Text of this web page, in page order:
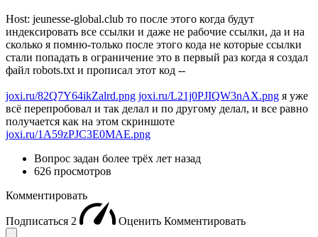
Host: jeunesse-global.club то после этого когда будут
индексировать все ссылки и даже не рабочие ссылки, да и на
сколько я помню-только после этого кода не которые ссылки
стали попадать в ограничение это в первый раз когда я создал
файл robots.txt и прописал этот код --
joxi.ru/82Q7Y64ikZalrd.png joxi.ru/L21j0PJIQW3nAX.png я уже
всё перепробовал и так делал и по другому делал, и все равно
получается как на этом скриншоте
joxi.ru/1A59zPJC3E0MAE.png
Вопрос задан более трёх лет назад
626 просмотров
Комментировать
Подписаться 2 Оценить Комментировать